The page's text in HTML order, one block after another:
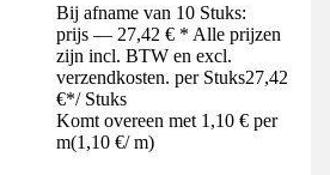
Bij afname van 10 Stuks:
prijs — 27,42 € * Alle prijzen
zijn incl. BTW en excl.
verzendkosten. per Stuks27,42
€*/ Stuks
Komt overeen met 1,10 € per
m(1,10 €/ m)